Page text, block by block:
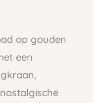
op gouden
een